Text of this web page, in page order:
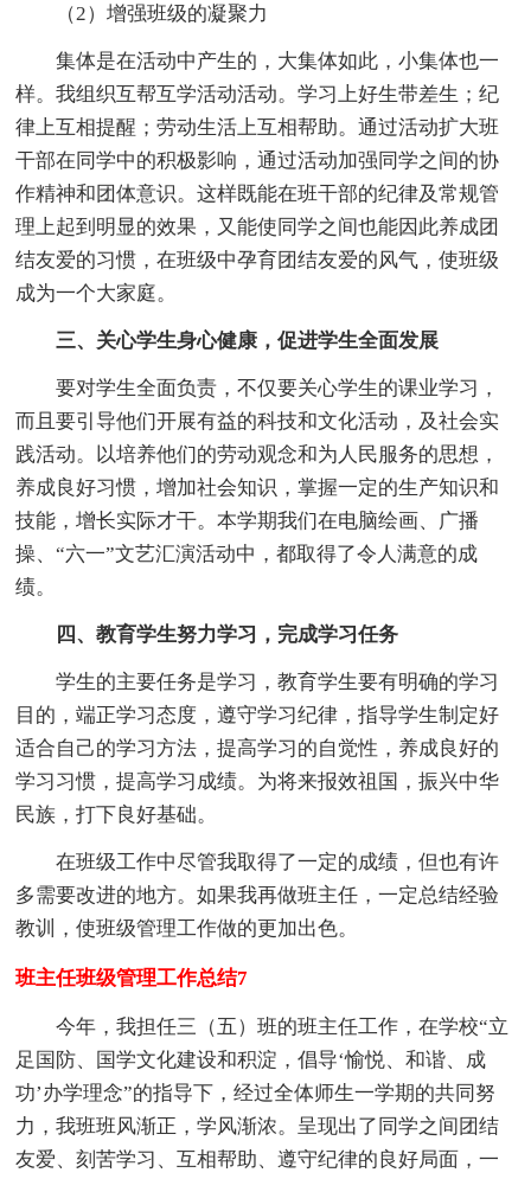
（2）增强班级的凝聚力
集体是在活动中产生的，大集体如此，小集体也一
样。我组织互帮互学活动活动。学习上好生带差生；纪
律上互相提醒；劳动生活上互相帮助。通过活动扩大班
干部在同学中的积极影响，通过活动加强同学之间的协
作精神和团体意识。这样既能在班干部的纪律及常规管
理上起到明显的效果，又能使同学之间也能因此养成团
结友爱的习惯，在班级中孕育团结友爱的风气，使班级
成为一个大家庭。
三、关心学生身心健康，促进学生全面发展
要对学生全面负责，不仅要关心学生的课业学习，
而且要引导他们开展有益的科技和文化活动，及社会实
践活动。以培养他们的劳动观念和为人民服务的思想，
养成良好习惯，增加社会知识，掌握一定的生产知识和
技能，增长实际才干。本学期我们在电脑绘画、广播
操、“六一”文艺汇演活动中，都取得了令人满意的成
绩。
四、教育学生努力学习，完成学习任务
学生的主要任务是学习，教育学生要有明确的学习
目的，端正学习态度，遵守学习纪律，指导学生制定好
适合自己的学习方法，提高学习的自觉性，养成良好的
学习习惯，提高学习成绩。为将来报效祖国，振兴中华
民族，打下良好基础。
在班级工作中尽管我取得了一定的成绩，但也有许
多需要改进的地方。如果我再做班主任，一定总结经验
教训，使班级管理工作做的更加出色。
班主任班级管理工作总结7
今年，我担任三（五）班的班主任工作，在学校“立
足国防、国学文化建设和积淀，倡导‘愉悦、和谐、成
功’办学理念”的指导下，经过全体师生一学期的共同努
力，我班班风渐正，学风渐浓。呈现出了同学之间团结
友爱、刻苦学习、互相帮助、遵守纪律的良好局面，一